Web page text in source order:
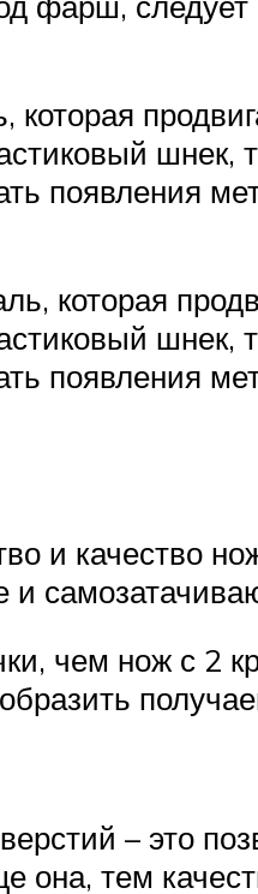
шнек,
появления
которая
шнек,
появления
и качество
и
чем нож с 2
– это
она, тем